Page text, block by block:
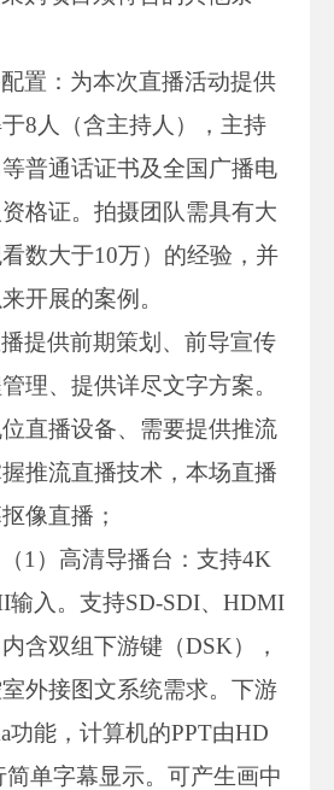
置：为本次直播活动提供
8人（含主持人），主持
普通话证书及全国广播电
格证。拍摄团队需具有大
数大于10万）的经验，并
开展的案例。
提供前期策划、前导宣传
理、提供详尽文字方案。
直播设备、需要提供推流
推流直播技术，本场直播
像直播；
1）高清导播台：支持4K
输入。支持SD-SDI、HDMI
含双组下游键（DSK），
外接图文系统需求。下游
功能，计算机的PPT由HD
单字幕显示。可产生画中